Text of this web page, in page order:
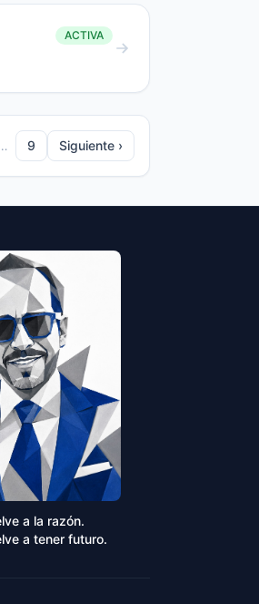
ACTIVA
9 Siguiente ›
a la razón.
a tener futuro.